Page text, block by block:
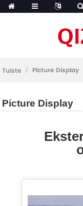
Tuiste Picture Display
Picture Display